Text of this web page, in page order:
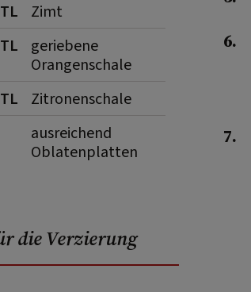
Zimt
geriebene
Orangenschale
Zitronenschale
ausreichend
Oblatenplatten
die Verzierung